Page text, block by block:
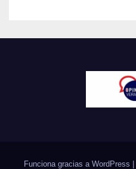
Funciona gracias a WordPress